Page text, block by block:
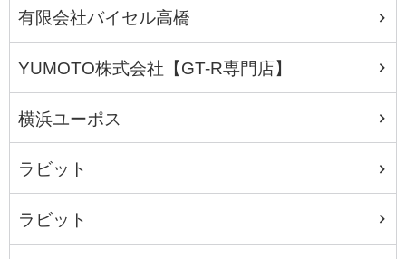
有限会社バイセル高橋
YUMOTO株式会社【GT-R専門店】
横浜ユーポス
ラビット
ラビット